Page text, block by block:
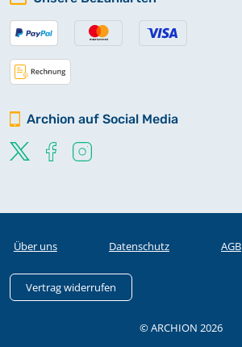
Archion auf Social Media
Über uns Datenschutz AGB
Vertrag widerrufen
© ARCHION 2026